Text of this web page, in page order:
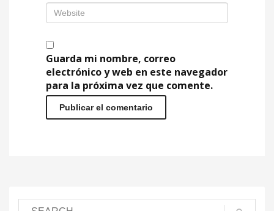
Guarda mi nombre, correo
electrónico y web en este navegador
para la próxima vez que comente.